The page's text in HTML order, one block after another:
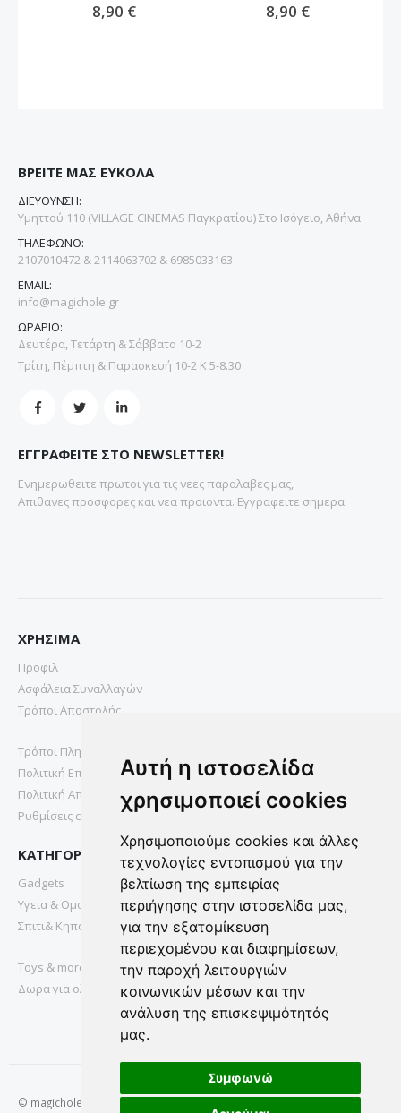
Αυτή η ιστοσελίδα
χρησιμοποιεί cookies
Χρησιμοποιούμε cookies και άλλες
τεχνολογίες εντοπισμού για την
βελτίωση της εμπειρίας
περιήγησης στην ιστοσελίδα μας,
για την εξατομίκευση
περιεχομένου και διαφημίσεων,
την παροχή λειτουργιών
κοινωνικών μέσων και την
ανάλυση της επισκεψιμότητάς
μας.
Συμφωνώ
8,90 € 8,90 €
ΒΡΕΙΤΕ ΜΑΣ ΕΥΚΟΛΑ
ΔΙΕΥΘΥΝΣΗ:
Υμηττού 110 (VILLAGE CINEMAS Παγκρατίου) Στο Ισόγειο, Αθήνα
ΤΗΛΕΦΩΝΟ:
2107010472 & 2114063702 & 6985033163
EMAIL:
info@magichole.gr
ΩΡΑΡΙΟ:
Δευτέρα, Τετάρτη & Σάββατο 10-2
Τρίτη, Πέμπτη & Παρασκευή 10-2 Κ 5-8.30
ΕΓΓΡΑΦΕΙΤΕ ΣΤΟ NEWSLETTER!
Ενημερωθειτε πρωτοι για τις νεες παραλαβες μας,
Απιθανες προσφορες και νεα προιοντα. Εγγραφειτε σημερα.
ΧΡΗΣΙΜΑ
Προφιλ
Ασφάλεια Συναλλαγών
Τρόποι Αποστολής
Τρόποι Πληρωμής
Πολιτική Επιστροφών
Πολιτική Απορρήτου
Ρυθμίσεις cookies
ΚΑΤΗΓΟΡΙΕΣ
Gadgets
Υγεια & Ομορφια
Σπιτι& Κηπος
Toys & more
Δωρα για ολους
© magichole.gr 2022. All Rights Reserved.